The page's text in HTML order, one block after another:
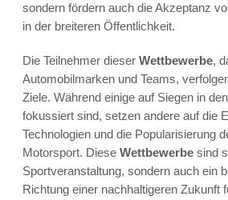
sondern fördern auch die Akzeptanz
in der breiteren Öffentlichkeit.
Die Teilnehmer dieser Wettbewerbe,
Automobilmarken und Teams,
Ziele. Während einige auf Siegen in den
fokussiert sind, setzen andere auf die
Technologien und die Popularisierung
Motorsport. Diese Wettbewerbe sind
Sportveranstaltung, sondern auch ein
Richtung einer nachhaltigeren Zukunft